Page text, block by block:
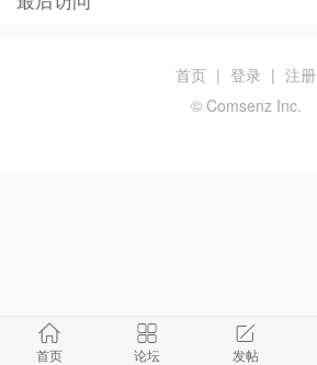
首页 论坛 发帖
首页 | 登录 | 注册
© Comsenz Inc.